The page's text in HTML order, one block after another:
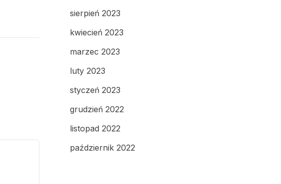
sierpień 2023
kwiecień 2023
marzec 2023
luty 2023
styczeń 2023
grudzień 2022
listopad 2022
październik 2022